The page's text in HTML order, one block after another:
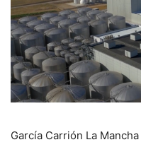
García Carrión La Mancha